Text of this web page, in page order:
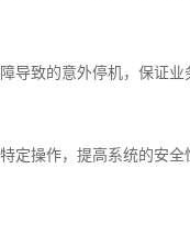
导致的意外停机，保证业
定操作，提高系统的安全